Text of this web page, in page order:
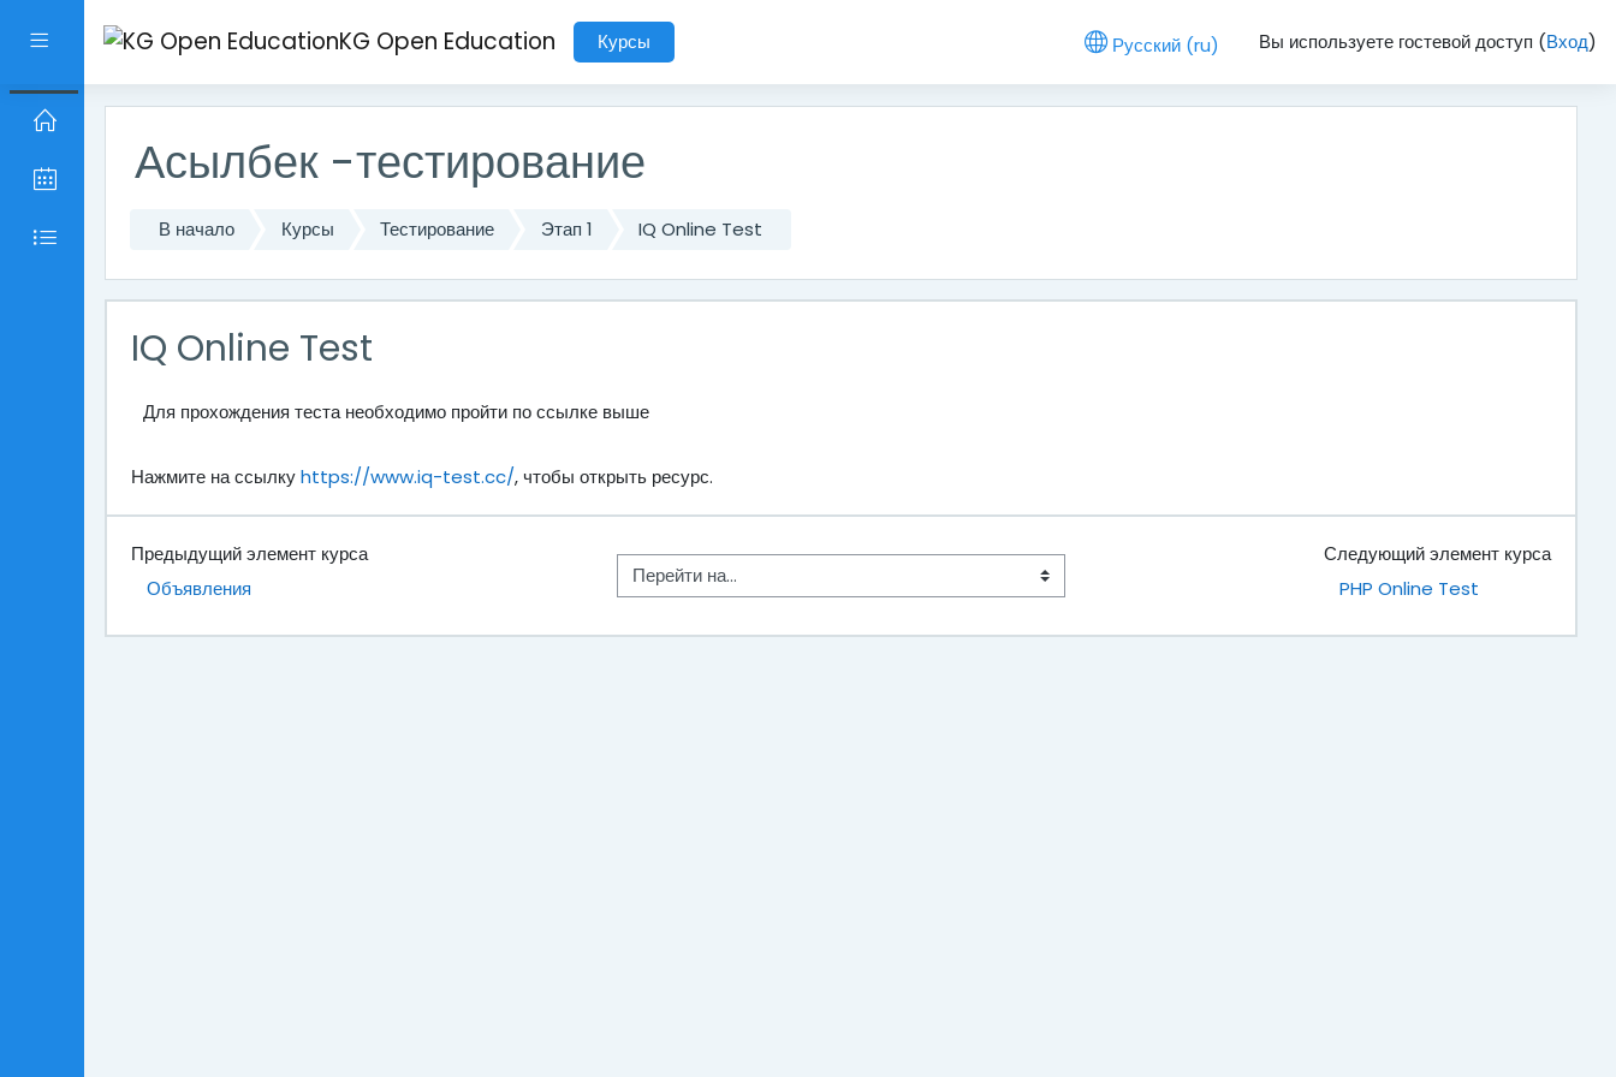
Боковая панель KG Open Education Курсы Русский ‎(ru)‎ Вы используете гостевой доступ (Вход)
Асылбек -тестирование
В начало Курсы Тестирование Этап 1 IQ Online Test
IQ Online Test
Для прохождения теста необходимо пройти по ссылке выше
Нажмите на ссылкуhttps://www.iq-test.cc/, чтобы открыть ресурс.
Предыдущий элемент курса
Объявления
Перейти на...
Следующий элемент курса
PHP Online Test